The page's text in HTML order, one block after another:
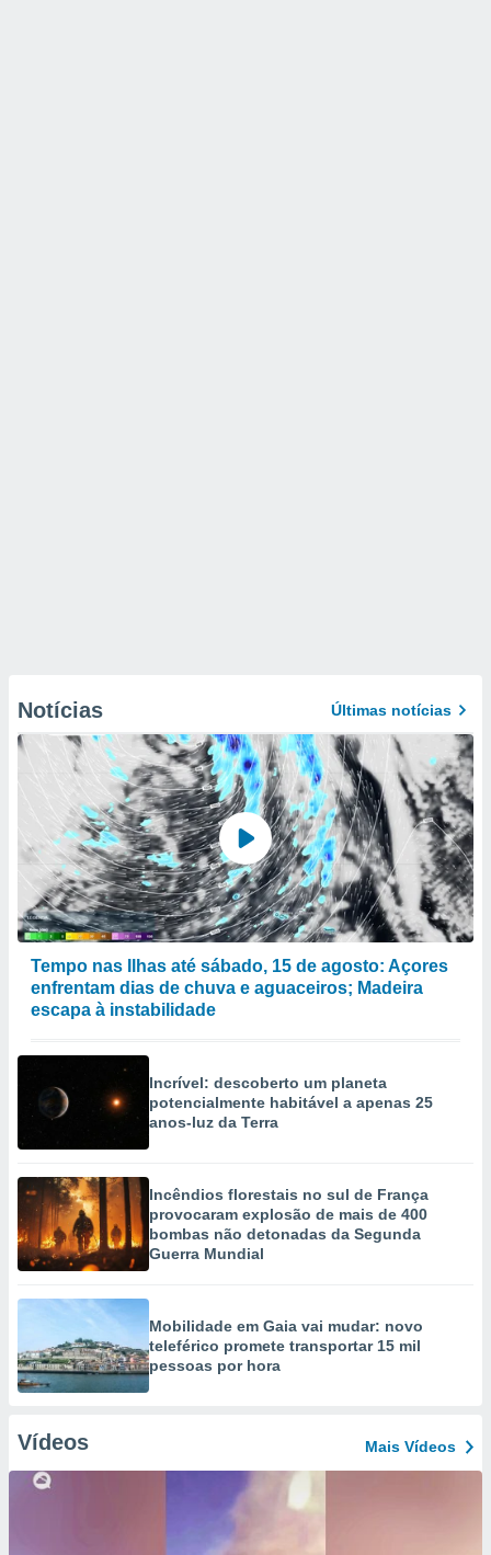
Notícias Últimas notícias
Tempo nas Ilhas até sábado, 15 de agosto: Açores
enfrentam dias de chuva e aguaceiros; Madeira
escapa à instabilidade
Incrível: descoberto um planeta
potencialmente habitável a apenas 25
anos-luz da Terra
Incêndios florestais no sul de França
provocaram explosão de mais de 400
bombas não detonadas da Segunda
Guerra Mundial
Mobilidade em Gaia vai mudar: novo
teleférico promete transportar 15 mil
pessoas por hora
Vídeos Mais Vídeos